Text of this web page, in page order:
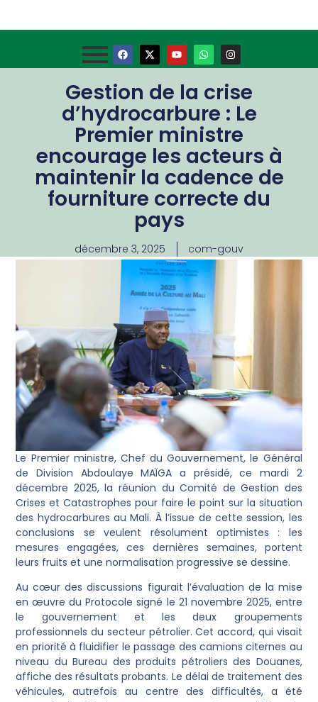
Gestion de la crise
d’hydrocarbure : Le
Premier ministre
encourage les acteurs à
maintenir la cadence de
fourniture correcte du
pays
décembre 3, 2025 com-gouv
Le Premier ministre, Chef du Gouvernement, le Général
de Division Abdoulaye MAÏGA a présidé, ce mardi 2
décembre 2025, la réunion du Comité de Gestion des
Crises et Catastrophes pour faire le point sur la situation
des hydrocarbures au Mali. À l’issue de cette session, les
conclusions se veulent résolument optimistes : les
mesures engagées, ces dernières semaines, portent
leurs fruits et une normalisation progressive se dessine.
Au cœur des discussions figurait l’évaluation de la mise
en œuvre du Protocole signé le 21 novembre 2025, entre
le gouvernement et les deux groupements
professionnels du secteur pétrolier. Cet accord, qui visait
en priorité à fluidifier le passage des camions citernes au
niveau du Bureau des produits pétroliers des Douanes,
affiche des résultats probants. Le délai de traitement des
véhicules, autrefois au centre des difficultés, a été